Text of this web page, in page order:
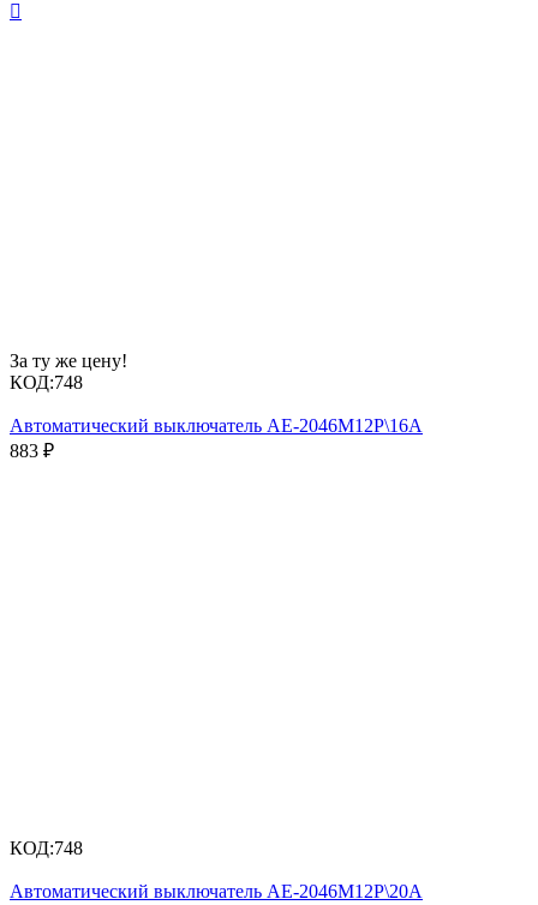

За ту же цену!
КОД:748
Автоматический выключатель АЕ-2046М12Р\16А
883 ₽
КОД:748
Автоматический выключатель АЕ-2046М12Р\20А